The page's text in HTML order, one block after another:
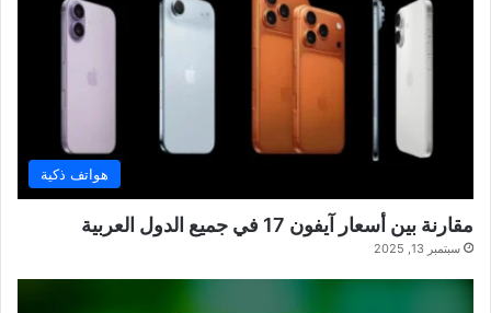
هواتف ذكية
مقارنة بين أسعار آيفون 17 في جميع الدول العربية
سبتمبر 13, 2025